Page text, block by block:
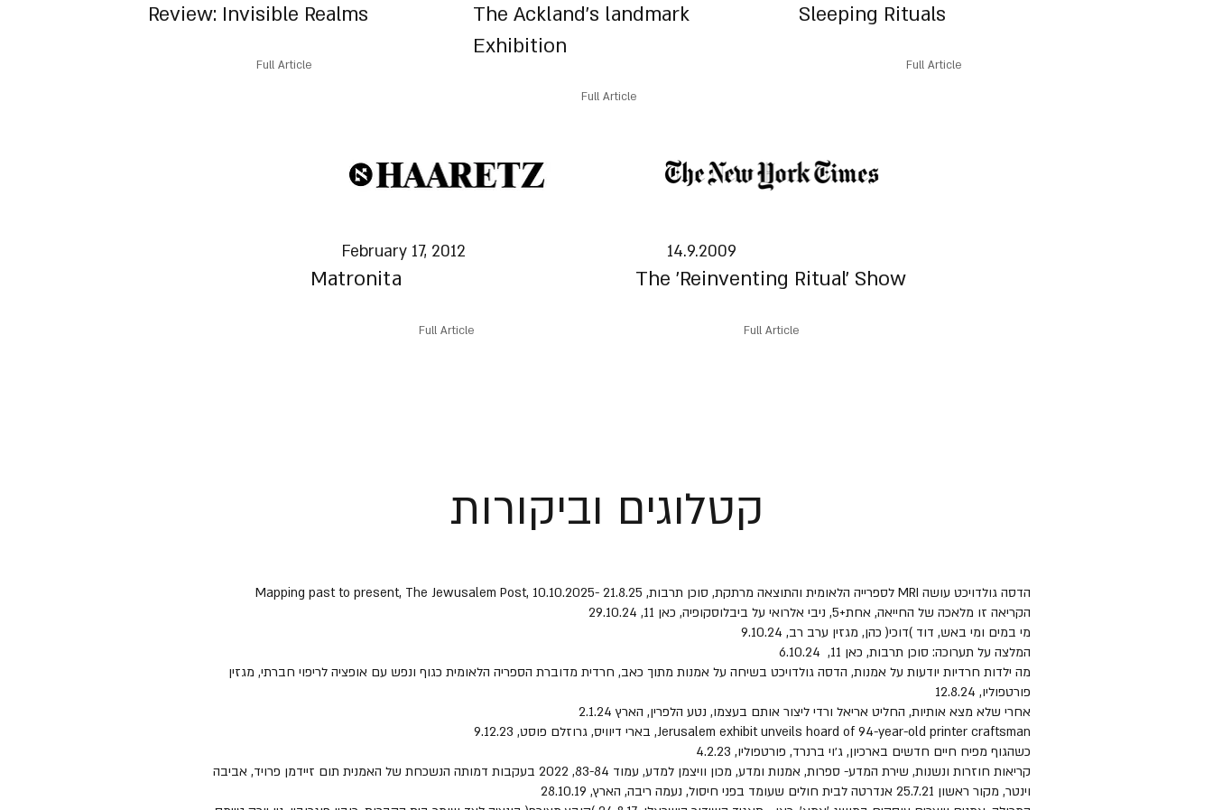
Review: Invisible Realms
Full Article
The Ackland’s landmark
Exhibition
Full Article
Sleeping Rituals
Full Article
February 17, 2012
Matronita
Full Article
14.9.2009
The 'Reinventing Ritual' Show
Full Article
קטלוגים וביקורות
הדסה גולדויכט עושה MRI לספרייה הלאומית והתוצאה מרתקת, סוכן תרבות, 21.8.25 -10.10.2025 ,Mapping past to present, The Jewusalem Post
הקריאה זו מלאכה של החייאה, אחת+5, ניבי אלרואי על ביבלוסקופיה, כאן 11, 29.10.24
מי במים ומי באש, דוד )דוכי( כהן, מגזין ערב רב, 9.10.24
המלצה על תערוכה: סוכן תרבות, כאן 11, 6.10.24
מה ילדות חרדיות יודעות על אמנות, הדסה גולדויכט בשיחה על אמנות מתוך כאב, חרדית מדוברת הספריה הלאומית כגוף ונפש עם אופציה לריפוי חברתי, מגזין
פורטפוליו, 12.8.24
אחרי שלא מצא אותיות, החליט אריאל ורדי ליצור אותם בעצמו, נטע הלפרין, הארץ 2.1.24
Jerusalem exhibit unveils hoard of 94-year-old printer craftsman, בארי דיוויס, גרוזלם פוסט, 9.12.23
כשהגוף מפיח חיים חדשים בארכיון, ג׳וי ברנרד, פורטפוליו, 4.2.23
קריאות חוזרות ונשנות, שירת המדע- ספרות, אמנות ומדע, מכון וויצמן למדע, עמוד 83-84, 2022 בעקבות דמותה הנשכחת של האמנית תום זיידמן פרויד, אביבה
וינטר, מקור ראשון 25.7.21 אנדרטה לבית חולים שעומד בפני חיסול, נעמה ריבה, הארץ, 28.10.19